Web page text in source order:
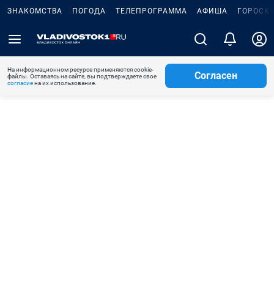
ЗНАКОМСТВА ПОГОДА ТЕЛЕПРОГРАММА АФИША
На информационном ресурсе применяются cookie-
файлы. Оставаясь на сайте, вы подтверждаете свое
согласиена их использование.
Согласен